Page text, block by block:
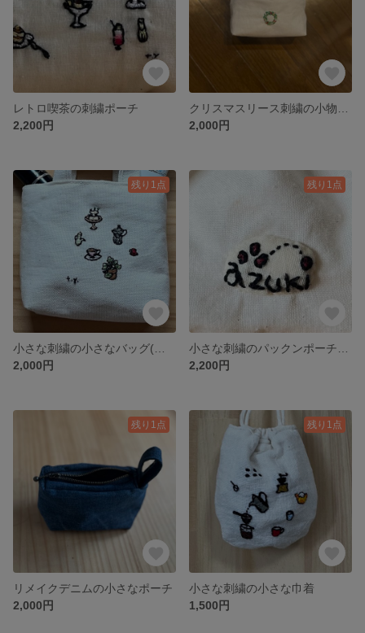
レトロ喫茶の刺繍ポーチ
2,200円
2,000円
残り1点
2,000円
残り1点
2,200円
残り1点
リメイクデニムの小さなポーチ
2,000円
残り1点
小さな刺繍の小さな巾着
1,500円